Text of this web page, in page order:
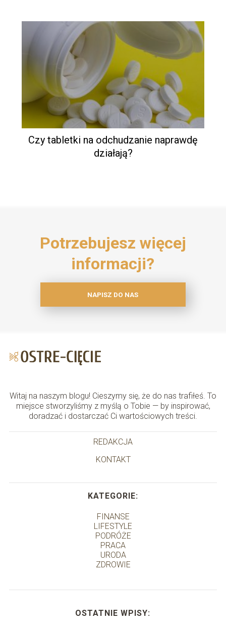
Czy tabletki na odchudzanie naprawdę
działają?
Potrzebujesz więcej
informacji?
NAPISZ DO NAS
Witaj na naszym blogu! Cieszymy się, że do nas trafiłeś. To
miejsce stworzyliśmy z myślą o Tobie — by inspirować,
doradzać i dostarczać Ci wartościowych treści.
REDAKCJA
KONTAKT
KATEGORIE:
FINANSE
LIFESTYLE
PODRÓŻE
PRACA
URODA
ZDROWIE
OSTATNIE WPISY: